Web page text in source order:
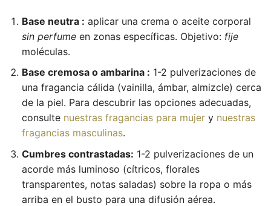
Base neutra : aplicar una crema o aceite corporal
sin perfumeen zonas específicas. Objetivo: fije
moléculas.
Base cremosa o ambarina : 1-2 pulverizaciones de
una fragancia cálida (vainilla, ámbar, almizcle) cerca
de la piel. Para descubrir las opciones adecuadas,
consulte nuestras fragancias para mujery nuestras
fragancias masculinas.
Cumbres contrastadas: 1-2 pulverizaciones de un
acorde más luminoso (cítricos, florales
transparentes, notas saladas) sobre la ropa o más
arriba en el busto para una difusión aérea.